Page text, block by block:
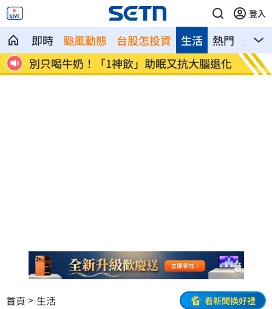
登入
即時 颱風動態 台股怎投資 熱門 影音
生活
腦退化 82歲武打巨星近況曝光 本人認狀況不太
好
薔
紅
首頁 生活 看新聞換好禮